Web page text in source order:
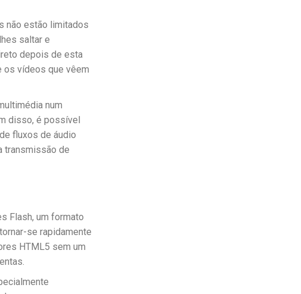
não estão limitados
saltar e
depois de esta
os vídeos que vêem
num
disso, é possível
fluxos de áudio
transmissão de
Flash, um formato
se rapidamente
HTML5 sem um